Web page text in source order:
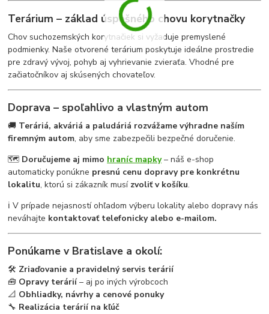
Terárium – základ úspešného chovu korytnačky
Chov suchozemských korytnačiek si vyžaduje premyslené
podmienky. Naše otvorené terárium poskytuje ideálne prostredie
pre zdravý vývoj, pohyb aj vyhrievanie zvieraťa. Vhodné pre
začiatočníkov aj skúsených chovateľov.
Doprava – spoľahlivo a vlastným autom
🚚 Teráriá, akváriá a paludáriá rozvážame výhradne naším
firemným autom, aby sme zabezpečili bezpečné doručenie.
🗺 Doručujeme aj mimo hraníc mapky– náš e-shop
automaticky ponúkne presnú cenu dopravy pre konkrétnu
lokalitu, ktorú si zákazník musí zvoliť v košíku.
ℹ️ V prípade nejasností ohľadom výberu lokality alebo dopravy nás
neváhajte kontaktovať telefonicky alebo e-mailom.
Ponúkame v Bratislave a okolí:
🛠 Zriaďovanie a pravidelný servis terárií
🧰 Opravy terárií– aj po iných výrobcoch
📐 Obhliadky, návrhy a cenové ponuky
🔧 Realizácia terárií na kľúč